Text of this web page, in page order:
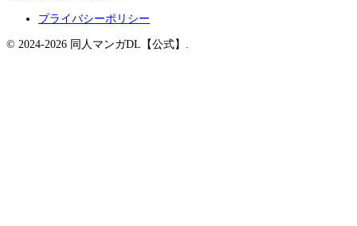
プライバシーポリシー
© 2024-2026 同人マンガDL【公式】.